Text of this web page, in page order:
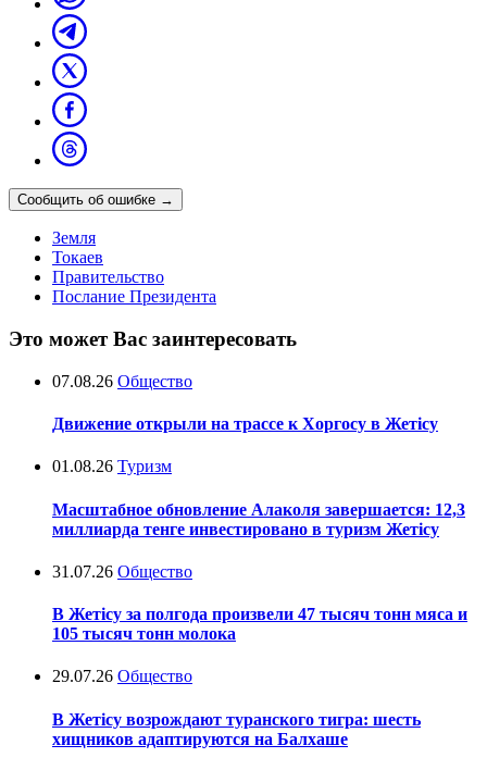
Сообщить об ошибке →
Земля
Токаев
Правительство
Послание Президента
Это может Вас заинтересовать
07.08.26 Общество
Движение открыли на трассе к Хоргосу в Жетісу
01.08.26 Туризм
Масштабное обновление Алаколя завершается: 12,3
миллиарда тенге инвестировано в туризм Жетісу
31.07.26 Общество
В Жетісу за полгода произвели 47 тысяч тонн мяса и
105 тысяч тонн молока
29.07.26 Общество
В Жетісу возрождают туранского тигра: шесть
хищников адаптируются на Балхаше